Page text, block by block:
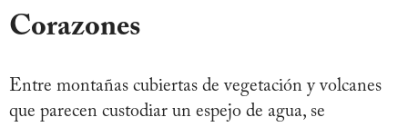
Corazones
Entre montañas cubiertas de vegetación y volcanes
que parecen custodiar un espejo de agua, se